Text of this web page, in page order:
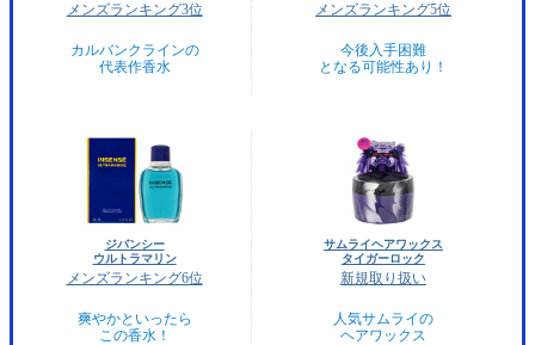
メンズランキング3位
カルバンクラインの
代表作香水
メンズランキング5位
今後入手困難
となる可能性あり！
ジバンシー
ウルトラマリン
メンズランキング6位
爽やかといったら
この香水！
サムライヘアワックス
タイガーロック
新規取り扱い
人気サムライの
ヘアワックス